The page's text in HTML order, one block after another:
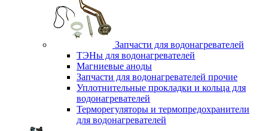
Запчасти для водонагревателей
ТЭНы для водонагревателей
Магниевые аноды
Запчасти для водонагревателей прочие
Уплотнительные прокладки и кольца для
водонагревателей
Терморегуляторы и термопредохранители
для водонагревателей